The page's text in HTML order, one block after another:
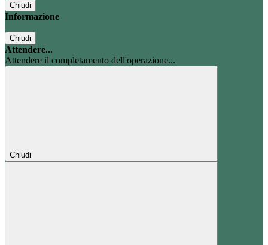
Chiudi
Informazione
Chiudi
Attendere...
Attendere il completamento dell'operazione...
Chiudi